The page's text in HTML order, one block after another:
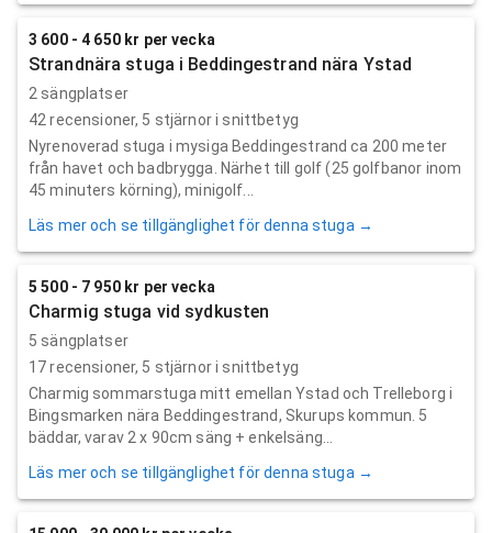
3 600 - 4 650 kr per vecka
Strandnära stuga i Beddingestrand nära Ystad
2 sängplatser
42 recensioner, 5 stjärnor i snittbetyg
Nyrenoverad stuga i mysiga Beddingestrand ca 200 meter
från havet och badbrygga. Närhet till golf (25 golfbanor inom
45 minuters körning), minigolf...
Läs mer och se tillgänglighet för denna stuga →
5 500 - 7 950 kr per vecka
Charmig stuga vid sydkusten
5 sängplatser
17recensioner, 5 stjärnor i snittbetyg
Charmig sommarstuga mitt emellan Ystad och Trelleborg i
Bingsmarken nära Beddingestrand, Skurups kommun. 5
bäddar, varav 2 x 90cm säng + enkelsäng...
Läs mer och se tillgänglighet för denna stuga →